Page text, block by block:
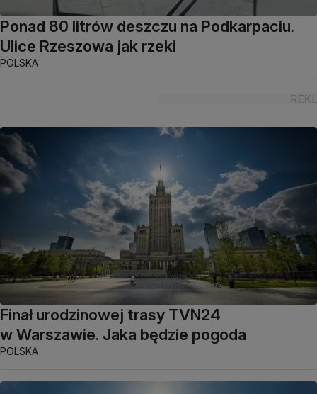
Ponad 80 litrów deszczu na Podkarpaciu.
Ulice Rzeszowa jak rzeki
POLSKA
Finał urodzinowej trasy TVN24
w Warszawie. Jaka będzie pogoda
POLSKA